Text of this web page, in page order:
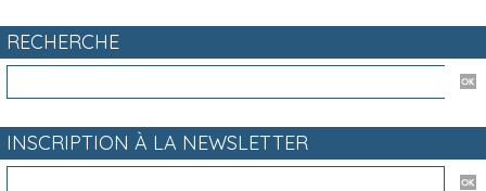
RECHERCHE
INSCRIPTION À LA NEWSLETTER